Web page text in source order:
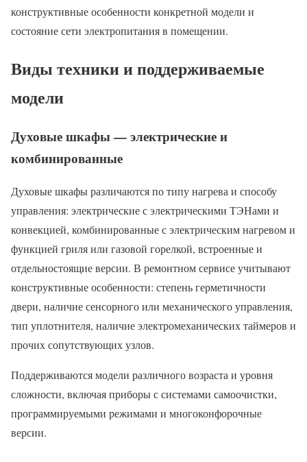
конструктивные особенности конкретной модели и
состояние сети электропитания в помещении.
Виды техники и поддерживаемые
модели
Духовые шкафы — электрические и
комбинированные
Духовые шкафы различаются по типу нагрева и способу
управления: электрические с электрическими ТЭНами и
конвекцией, комбинированные с электрическим нагревом и
функцией гриля или газовой горелкой, встроенные и
отдельностоящие версии. В ремонтном сервисе учитывают
конструктивные особенности: степень герметичности
двери, наличие сенсорного или механического управления,
тип уплотнителя, наличие электромеханических таймеров и
прочих сопутствующих узлов.
Поддерживаются модели различного возраста и уровня
сложности, включая приборы с системами самоочистки,
программируемыми режимами и многоконфорочные
версии.